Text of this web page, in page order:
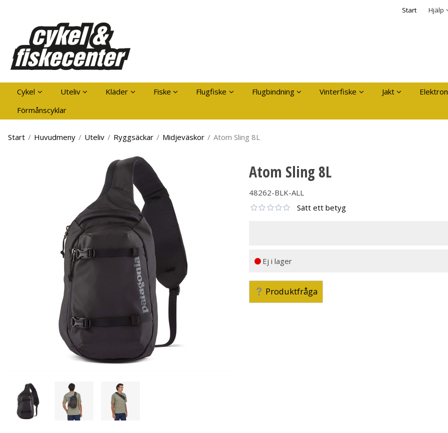
Start Hjälp
Säkerhet &
Kom ihåg mig
Cykel Uteliv Kläder Fiske Flugfiske Flugbindning Vinterfiske Jakt
Förmånscyklar
Start / Huvudmeny / Uteliv / Ryggsäckar / Midjeväskor / Atom Sling 8L
Atom Sling 8L
48262-BLK-ALL
Sätt ett betyg
Ej i lager
Produktfråga